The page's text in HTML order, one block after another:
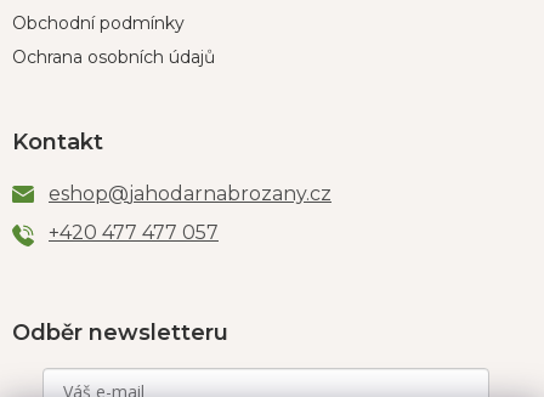
Obchodní podmínky
Ochrana osobních údajů
Kontakt
eshop@jahodarnabrozany.cz
+420 477 477 057
Odběr newsletteru